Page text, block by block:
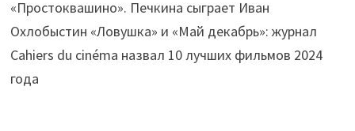
«Простоквашино». Печкина сыграет Иван
Охлобыстин «Ловушка» и «Май декабрь»: журнал
Cahiers du cinéma назвал 10 лучших фильмов 2024
года